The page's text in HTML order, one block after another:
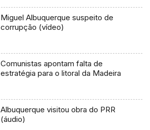
Miguel Albuquerque suspeito de
corrupção (vídeo)
Comunistas apontam falta de
estratégia para o litoral da Madeira
Albuquerque visitou obra do PRR
(áudio)